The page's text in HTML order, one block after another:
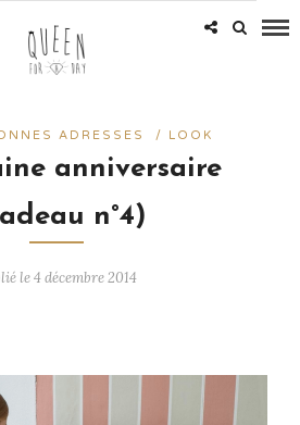
ADRESSES / LOOK
anniversaire
n°4)
le 4 décembre 2014